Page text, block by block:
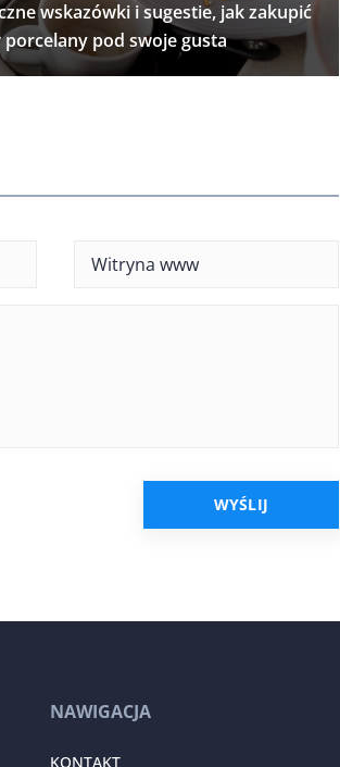
wskazówki i sugestie, jak zakupić
porcelany pod swoje gusta
NAWIGACJA
KONTAKT